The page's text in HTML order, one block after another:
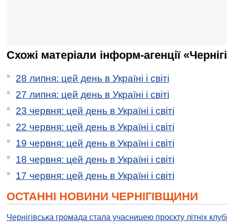
Схожі матеріали інформ-агенції
28 липня: цей день в Україні і світі
27 липня: цей день в Україні і світі
23 червня: цей день в Україні і світі
22 червня: цей день в Україні і світі
19 червня: цей день в Україні і світі
18 червня: цей день в Україні і світі
17 червня: цей день в Україні і світі
ОСТАННІ НОВИНИ ЧЕРНІГІВЩИНИ
Чернігівська громада стала учасницею проєкту літніх